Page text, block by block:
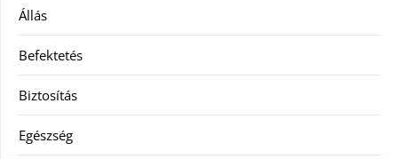
Állás
Befektetés
Biztosítás
Egészség